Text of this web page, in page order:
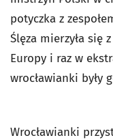
potyczka z
Ślęza mierzyła się
Europy i raz w
wrocławianki były
Wrocławianki